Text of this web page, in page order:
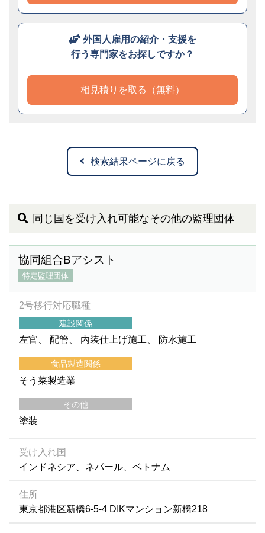
外国人雇用の紹介・支援を
行う専門家をお探しですか？
相見積りを取る（無料）
検索結果ページに戻る
同じ国を受け入れ可能なその他の監理団体
協同組合Bアシスト
特定監理団体
2号移行対応職種
建設関係
左官 配管 内装仕上げ施工 防水施工
食品製造関係
そう菜製造業
その他
塗装
受け入れ国
インドネシア、ネパール、ベトナム
住所
東京都港区新橋6-5-4 DIKマンション新橋218